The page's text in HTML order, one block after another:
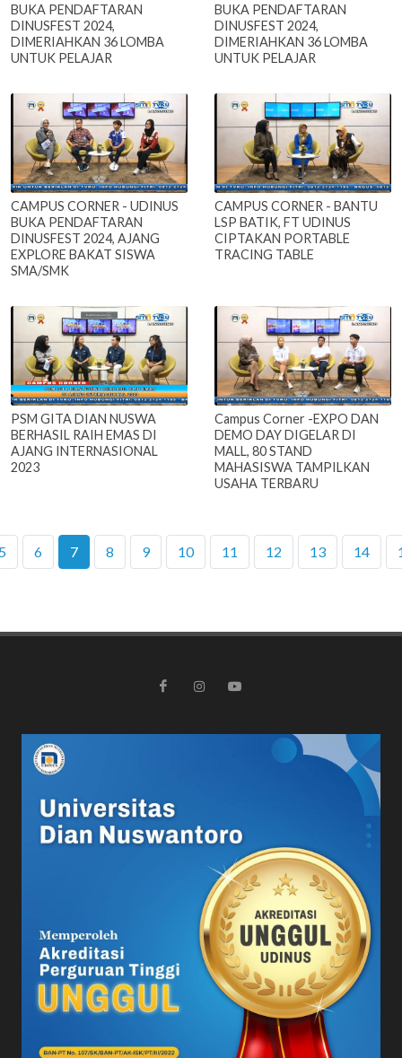
BUKA PENDAFTARAN
DINUSFEST 2024,
DIMERIAHKAN 36 LOMBA
UNTUK PELAJAR
BUKA PENDAFTARAN
DINUSFEST 2024,
DIMERIAHKAN 36 LOMBA
UNTUK PELAJAR
CAMPUS CORNER - UDINUS
BUKA PENDAFTARAN
DINUSFEST 2024, AJANG
EXPLORE BAKAT SISWA
SMA/SMK
CAMPUS CORNER - BANTU
LSP BATIK, FT UDINUS
CIPTAKAN PORTABLE
TRACING TABLE
PSM GITA DIAN NUSWA
BERHASIL RAIH EMAS DI
AJANG INTERNASIONAL
2023
Campus Corner -EXPO DAN
DEMO DAY DIGELAR DI
MALL, 80 STAND
MAHASISWA TAMPILKAN
USAHA TERBARU
6 7 8 9 10 11 12 13 14